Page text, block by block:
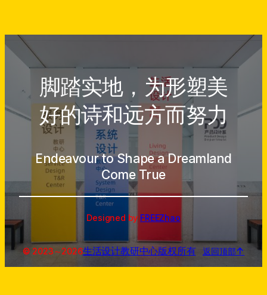
脚踏实地，为形塑美
好的诗和远方而努力
Endeavour to Shape a Dreamland
Come True
Designed by FREEZhao
© 2023～2026生活设计教研中心版权所有 返回顶部↑